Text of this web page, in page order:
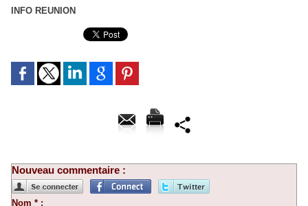
INFO REUNION
Nouveau commentaire :
Nom * :